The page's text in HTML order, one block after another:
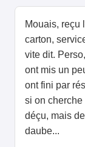
Mouais, reçu
carton,
vite dit.
ont mis un
ont fini par
si on
déçu, mais
daube...